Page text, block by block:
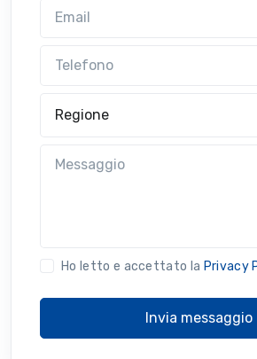
Ho letto e accettato la Privacy
Invia messaggio